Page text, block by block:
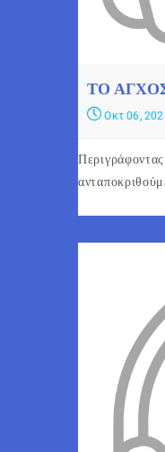
ΤΟ
Οκτ 06,